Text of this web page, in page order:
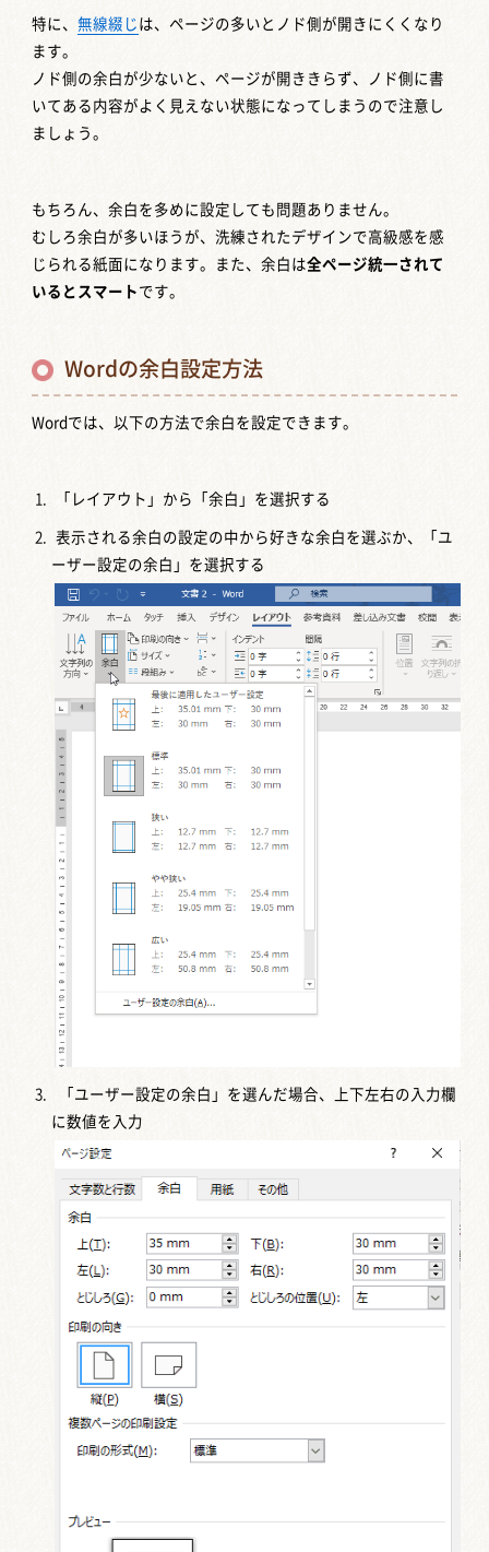
特に、無線綴じ は、ページの多いとノド側が開きにくくなり
ます。
ノド側の余白が少ないと、ページが開ききらず、ノド側に書
いてある内容がよく見えない状態になってしまうので注意し
ましょう。
もちろん、余白を多めに設定しても問題ありません。
むしろ余白が多いほうが、洗練されたデザインで高級感を感
じられる紙面になります。また、余白は全ページ統一されて
いるとスマート です。
Wordの余白設定方法
Wordでは、以下の方法で余白を設定できます。
「レイアウト」から「余白」を選択する
表示される余白の設定の中から好きな余白を選ぶか、「ユ
ーザー設定の余白」を選択する
「ユーザー設定の余白」を選んだ場合、上下左右の入力欄
に数値を入力